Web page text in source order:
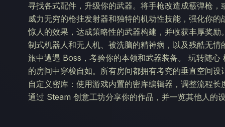
寻找各式配件，升级你的武器。将手枪改造成霰弹枪
威力无穷的枪挂发射器和独特的机动性技能，强化你
惊人的效果，达成策略性的武器构建，并收获丰厚奖
制式机器人和无人机、被洗脑的精神病，以及残酷无
旅中遭遇 Boss，考验你的本领和武器装备。 玩转随
的房间中穿梭自如。所有房间都拥有考究的垂直空间
自定义密库：使用游戏内置的密库编辑器，调整流程
通过 Steam 创意工坊分享你的作品，并一览其他人的